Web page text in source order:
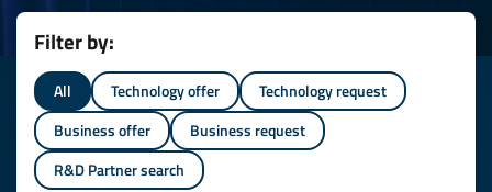
Filter by:
All Technology offer
Technology request
Business offer
Business request
R&D Partner search